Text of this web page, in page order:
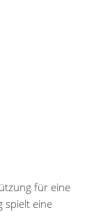
für eine
spielt eine